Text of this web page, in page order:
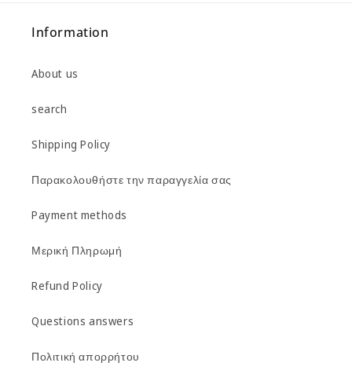
Information
About us
search
Shipping Policy
Παρακολουθήστε την παραγγελία σας
Payment methods
Μερική Πληρωμή
Refund Policy
Questions answers
Πολιτική απορρήτου